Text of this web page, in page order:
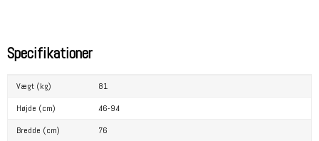
Specifikationer
Vægt (kg)
81
Højde (cm)
46-94
Bredde (cm)
76